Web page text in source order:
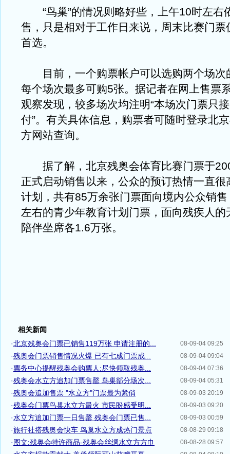
“鸟巢”的情况则略好些，上午10时左右
售，只是相对于工作日来说，周末比赛门票
首选。
目前，一个购票帐户可以选购两个场次
每个场次最多可购5张。据记者在网上售票
观察发现，较多场次均注明“本场次门票只
付”。有关具体信息，购票者可随时登录北
方网站查询。
据了解，北京残奥会体育比赛门票于
正式启动销售以来，公众的预订热情一直很
计划，共有85万余张门票面向境内公众销
左右的青少年教育计划门票，面向残疾人的
陪伴坐席各1.6万张。
相关新闻
08-09-04 09:25
·北京残奥会门票已销售119万张 申请注册的...
08-09-04 09:04
·残奥会门票销售情况火爆 已有七成门票成...
08-09-04 07:36
·票务中心提醒残奥会购票人:尽快领取残奥...
08-09-04 05:31
·残奥会水立方追加门票售罄 鸟巢部分场次...
08-09-03 20:19
·残奥会追加售票 "水立方"门票最为紧俏
08-09-03 09:20
·残奥会门票鸟巢水立方最火 市民盼感受明...
08-09-03 00:59
·水立方追加门票一日售罄 残奥会门票已售...
08-08-29 09:18
·旅行社搭残奥会快车 鸟巢水立方成热门景点
08-08-28 09:57
·图文:残奥会特许商品-残奥会丝绸水立方方巾